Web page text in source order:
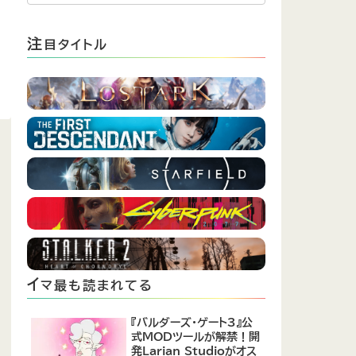
注 目タイトル
イマ最も読まれてる
『バルダーズ・ゲート3』公
式MODツールが解禁！開
発Larian Studioがオス